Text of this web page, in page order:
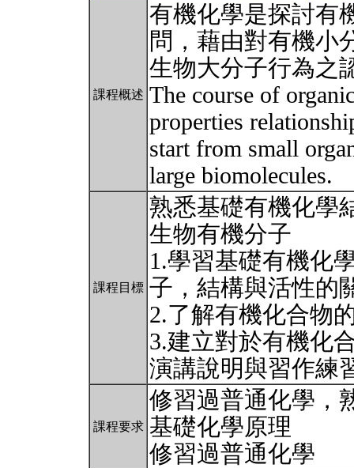
課程概述
有機化學是探討有
問，藉由對有機小
生物大分子行為之
The course of
properties
start from small
large biomolecules.
課程目標
熟悉基礎有機化學
生物有機分子
1.學習基礎有機化
子，結構與活性的
2.了解有機化合物
3.建立對於有機化
演講說明與習作練
課程要求
修習過普通化學，
基礎化學原理
修習過普通化學